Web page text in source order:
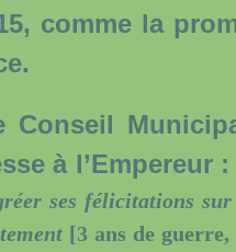
comme la
à l’Empereur :
ses félicitations
[3 ans de